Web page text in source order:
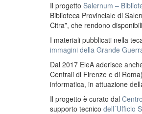
Il progetto Salernum –
Biblioteca Provinciale di
Citra”, che rendono
I materiali pubblicati nella
immagini della Grande
Dal 2017 EleA aderisce
Centrali di Firenze e di
informatica, in attuazione
Il progetto è curato dal
supporto tecnico dell´Ufficio